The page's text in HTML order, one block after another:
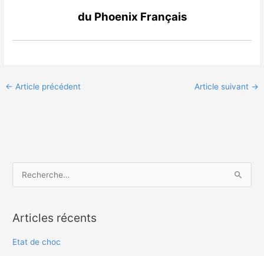
du Phoenix Français
← Article précédent Article suivant →
h
e
Articles récents
Etat de choc